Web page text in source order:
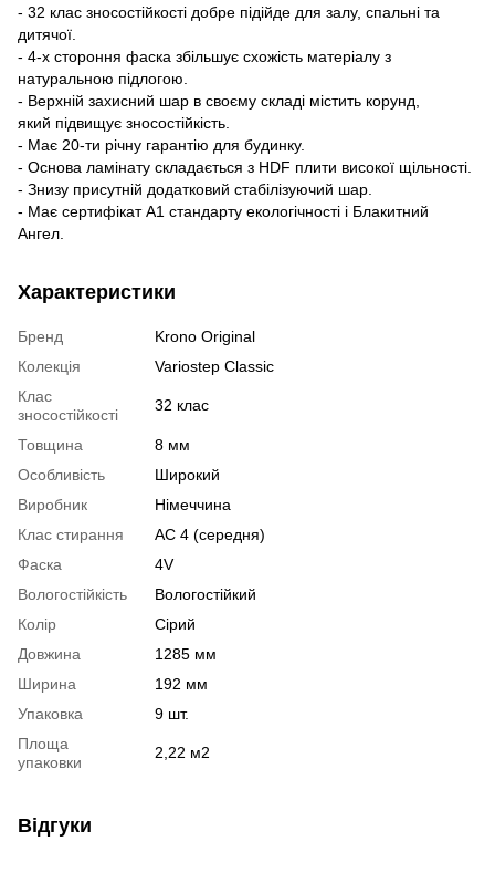
- 32 клас зносостійкості добре підійде для залу, спальні та
дитячої.
- 4-х стороння фаска збільшує схожість матеріалу з
натуральною підлогою.
- Верхній захисний шар в своєму складі містить корунд,
який підвищує зносостійкість.
- Має 20-ти річну гарантію для будинку.
- Основа ламінату складається з HDF плити високої щільності.
- Знизу присутній додатковий стабілізуючий шар.
- Має сертифікат А1 стандарту екологічності і Блакитний
Ангел.
Характеристики
Бренд
Krono Original
Колекція
Variostep Classic
Клас
зносостійкості
32 клас
Товщина
8 мм
Особливість
Широкий
Виробник
Німеччина
Клас стирання
АС 4 (середня)
Фаска
4V
Вологостійкість
Вологостійкий
Колір
Сірий
Довжина
1285 мм
Ширина
192 мм
Упаковка
9 шт.
Площа
упаковки
2,22 м2
Відгуки